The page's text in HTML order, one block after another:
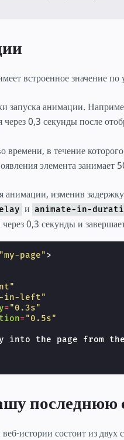
встроенное значение
запуска анимации.
через 0,3 секунды после
времени, в течение
элемента занимает
анимации, изменив
и animate-in-
через 0,3 секунды и
"my-page">
in-left"
="0.3s"
="0.5s"
into the page from
последнюю
истории состоит из двух